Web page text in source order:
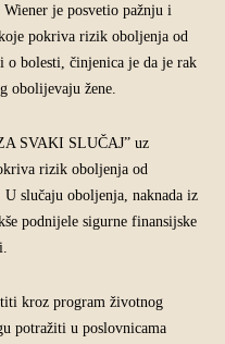
je posvetio pažnju i
pokriva rizik oboljenja od
bolesti, činjenica je da je rak
obolijevaju žene.
SVAKI SLUČAJ” uz
rizik oboljenja od
slučaju oboljenja, naknada iz
podnijele sigurne finansijske
kroz program životnog
potražiti u poslovnicama